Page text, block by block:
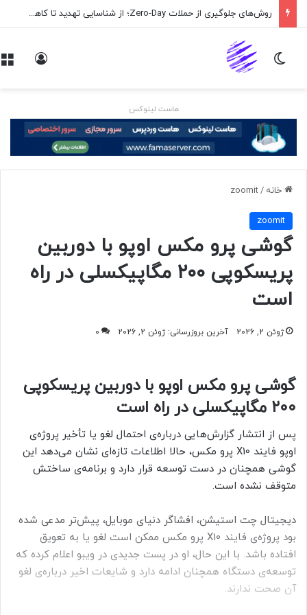
روش‌های جلوگیری از حملات Zero-Day؛ از شناسایی تهدید تا کاهش ریسک
تغییر پوسته
هاست لینوکس
خانه /
zoomit
zoomit
گوشی پرو مکس اوپو با دوربین
پریسکوپی ۲۰۰ مگاپیکسلی در راه
است
ژوئن 2, 2026 آخرین بروزرسانی: ژوئن 2, 2026 0
گوشی پرو مکس اوپو با دوربین پریسکوپی
۲۰۰ مگاپیکسلی در راه است
پس از انتشار گزارش‌هایی درباره‌ی احتمال لغو یا تأخیر پروژه‌ی
اوپو فایند X10 پرو مکس، حالا اطلاعات تازه‌ای نشان می‌دهد این
گوشی همچنان در دست توسعه قرار دارد و برنامه‌ی ساختش
متوقف نشده است.
دیجیتال چت استیشن، افشاگر دنیای موبایل، پیش‌تر مدعی شده
بود پروژه‌ی فایند X10 پرو مکس ممکن است لغو یا به تعویق
افتاده باشد. با این حال، او در پست جدیدی در ویبو اعلام کرده که
توسعه‌ی دستگاه همچنان ادامه دارد و شایعات اخیر درباره‌ی لغو
آن صحت ندارند.